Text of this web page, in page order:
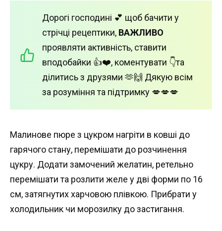
Дорогі господині 💕 щоб бачити у
стрічці рецептики, ВАЖЛИВО
проявляти активність, ставити
вподобайки 👍❤️, коментувати 👇та
ділитись з друзями 🫶🙌 Дякую всім
за розуміння та підтримку 💋💋💋
Малинове пюре з цукром нагріти в ковші до
гарячого стану, перемішати до розчинення
цукру. Додати замочений желатин, ретельно
перемішати та розлити желе у дві форми по 16
см, затягнутих харчовою плівкою. Прибрати у
холодильник чи морозилку до застигання.